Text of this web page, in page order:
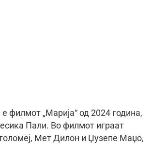
филмот „Марија“ од 2024 година,
Пали. Во филмот играат
Мет Дилон и Џузепе Маџо,